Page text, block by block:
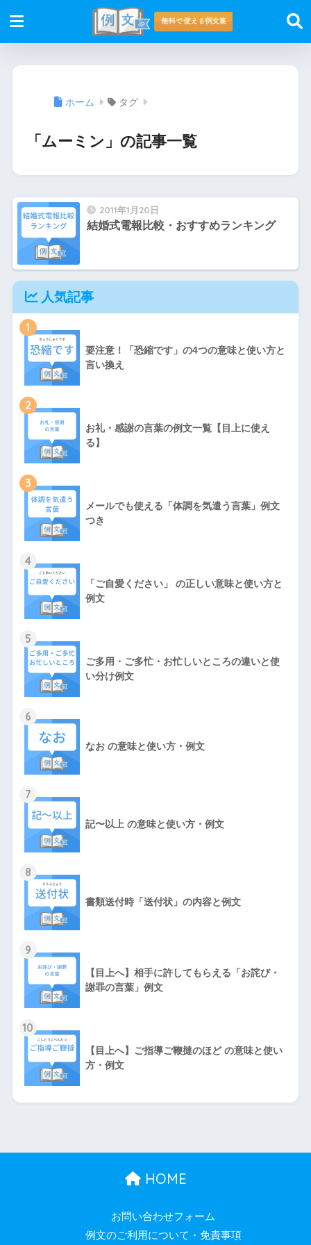
ホーム タグ
「ムーミン」の記事一覧
2011年1月20日
結婚式電報比較・おすすめランキング
人気記事
1
要注意！「恐縮です」の4つの意味と使い方と
言い換え
2
お礼・感謝の言葉の例文一覧【目上に使え
る】
3
メールでも使える「体調を気遣う言葉」例文
つき
4
「ご自愛ください」 の正しい意味と使い方と
例文
5
ご多用・ご多忙・お忙しいところの違いと使
い分け例文
6
なお の意味と使い方・例文
7
記〜以上 の意味と使い方・例文
8
書類送付時「送付状」の内容と例文
9
【目上へ】相手に許してもらえる「お詫び・
謝罪の言葉」例文
10
【目上へ】ご指導ご鞭撻のほど の意味と使い
方・例文
HOME
お問い合わせフォーム
例文のご利用について・免責事項